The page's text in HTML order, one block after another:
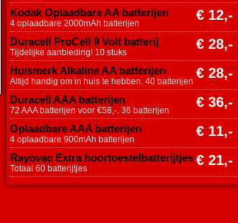
Kodak Oplaadbare AA batterijen € 12,-
4 oplaadbare 2000mAh batterijen
Duracell ProCell 9 Volt batterij € 28,-
Tijdelijke aanbieding! 10 stuks
Huismerk Alkaline AA batterijen € 28,-
Altijd handig om in huis te hebben. 40 batterijen
Duracell AAA batterijen € 36,-
72 AAA batterijen voor €58,-. 36 batterijen
Oplaadbare AAA batterijen € 11,-
4 oplaadbare 900mAh batterijen
Rayovac Extra hoortoestelbatterijtjes € 21,-
Totaal 60 batterijtjes